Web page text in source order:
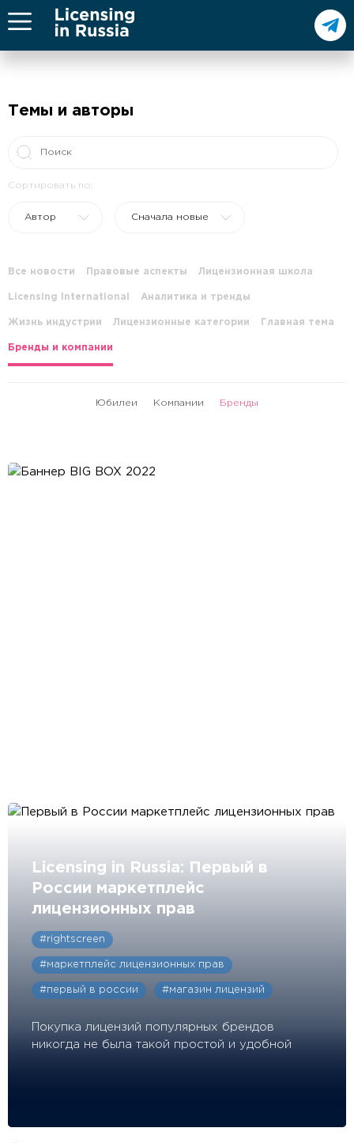
Темы и авторы
Сортировать по:
Автор Сначала новые
Все новости Правовые аспекты Лицензионная школа
Licensing International Аналитика и тренды
Жизнь индустрии Лицензионные категории Главная тема
Бренды и компании
Юбилеи Компании Бренды
Licensing in Russia: Первый в
России маркетплейс
лицензионных прав
#rightscreen
#маркетплейс лицензионных прав
#первый в россии #магазин лицензий
Покупка лицензий популярных брендов
никогда не была такой простой и удобной